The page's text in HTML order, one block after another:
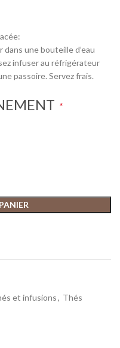
une bouteille d’eau
infuser au réfrigérateur
passoire. Servez frais.
*
et infusions, Thés